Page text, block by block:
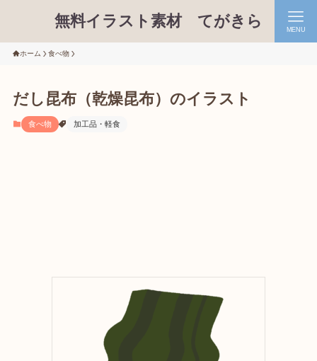
無料イラスト素材 てがきら MENU
ホーム 食べ物
だし昆布（乾燥昆布）のイラスト
食べ物 加工品・軽食